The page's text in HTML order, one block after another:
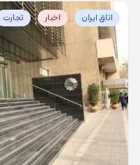
اتاق ایران اخبار تجارت